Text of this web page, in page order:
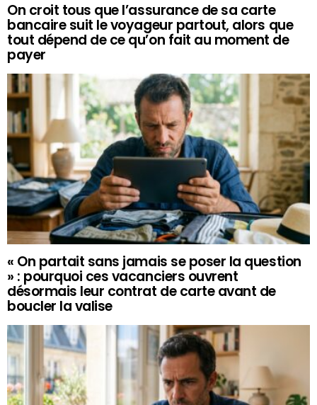
On croit tous que l’assurance de sa carte
bancaire suit le voyageur partout, alors que
tout dépend de ce qu’on fait au moment de
payer
« On partait sans jamais se poser la question
» : pourquoi ces vacanciers ouvrent
désormais leur contrat de carte avant de
boucler la valise